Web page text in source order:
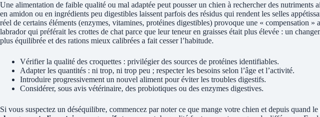
Une alimentation de faible qualité ou mal adaptée peut pousser un chien à rechercher des nutriments
en amidon ou en ingrédients peu digestibles laissent parfois des résidus qui rendent les selles
réel de certains éléments (enzymes, vitamines, protéines digestibles) provoque une « compensation »
labrador qui préférait les crottes de chat parce que leur teneur en graisses était plus élevée : un
plus équilibrée et des rations mieux calibrées a fait cesser l’habitude.
Vérifier la qualité des croquettes : privilégier des sources de protéines identifiables.
Adapter les quantités : ni trop, ni trop peu ; respecter les besoins selon l’âge et l’activité.
Introduire progressivement un nouvel aliment pour éviter les troubles digestifs.
Considérer, sous avis vétérinaire, des probiotiques ou des enzymes digestives.
Si vous suspectez un déséquilibre, commencez par noter ce que mange votre chien et depuis quand